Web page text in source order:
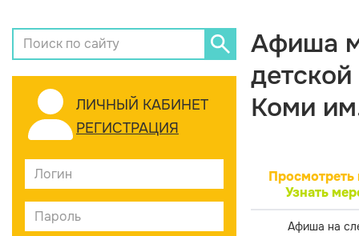
ЛИЧНЫЙ КАБИНЕТ
РЕГИСТРАЦИЯ
Афиша
Коми
Просмотреть
Узнать
Афиша на